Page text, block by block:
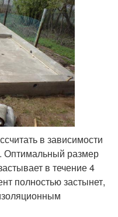
в зависимости
Оптимальный размер
в течение 4
полностью застынет,